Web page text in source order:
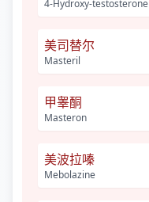
4-Hydroxy-testosterone
美司替尔
Masteril
甲睾酮
Masteron
美波拉嗪
Mebolazine